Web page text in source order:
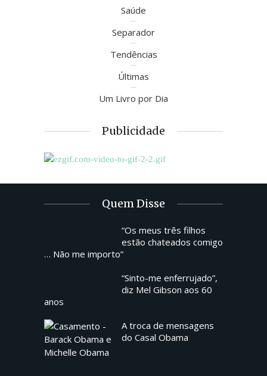
Saúde
Separador
Tendências
Últimas
Um Livro por Dia
Publicidade
Quem Disse
“Os meus três filhos
estão chateados comigo
… Não me importo”
“Sinto-me enferrujado”,
diz Mel Gibson aos 60
anos
A troca de mensagens
do Casal Obama